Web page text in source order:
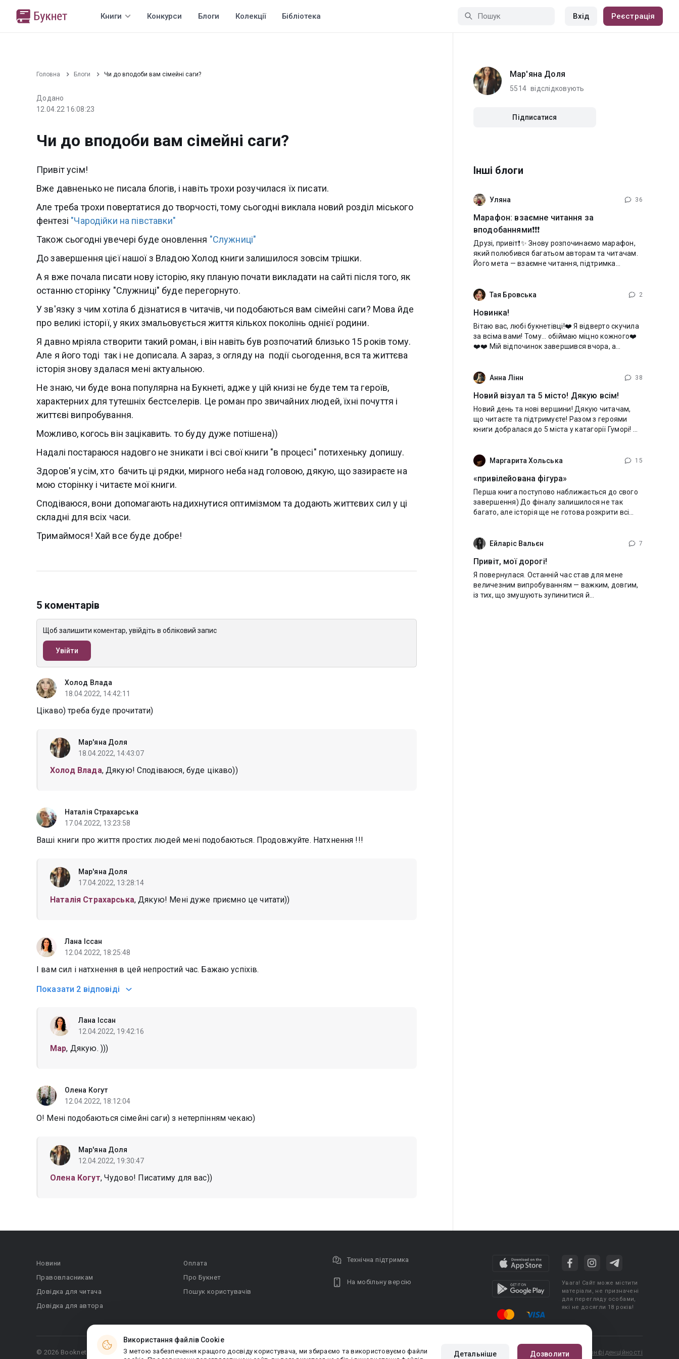
Книги Конкурси Блоги Колекції Бібліотека Вхід Реєстрація
Головна Блоги Чи до вподоби вам сімейні саги?
Додано
12.04.22 16:08:23
Чи до вподоби вам сімейні саги?
Привіт усім!
Вже давненько не писала блогів, і навіть трохи розучилася їх писати.
Але треба трохи повертатися до творчості, тому сьогодні виклала новий розділ міського
фентезі "Чародійки на півставки"
Також сьогодні увечері буде оновлення "Служниці"
До завершення цієї нашої з Владою Холод книги залишилося зовсім трішки.
А я вже почала писати нову історію, яку планую почати викладати на сайті після того, як
останню сторінку "Служниці" буде перегорнуто.
У зв'язку з чим хотіла б дізнатися в читачів, чи подобаються вам сімейні саги? Мова йде
про великі історії, у яких змальовується життя кількох поколінь однієї родини.
Я давно мріяла створити такий роман, і він навіть був розпочатий близько 15 років тому.
Але я його тоді так і не дописала. А зараз, з огляду на події сьогодення, вся та життєва
історія знову здалася мені актуальною.
Не знаю, чи буде вона популярна на Букнеті, адже у цій книзі не буде тем та героїв,
характерних для тутешніх бестселерів. Це роман про звичайних людей, їхні почуття і
життєві випробування.
Можливо, когось він зацікавить. то буду дуже потішена))
Надалі постараюся надовго не зникати і всі свої книги "в процесі" потихеньку допишу.
Здоров'я усім, хто бачить ці рядки, мирного неба над головою, дякую, що зазираєте на
мою сторінку і читаєте мої книги.
Сподіваюся, вони допомагають надихнутися оптимізмом та додають життєвих сил у ці
складні для всіх часи.
Тримаймося! Хай все буде добре!
5 коментарів
Щоб залишити коментар, увійдіть в обліковий запис
Увійти
Холод Влада
18.04.2022, 14:42:11
Цікаво) треба буде прочитати)
Мар'яна Доля
18.04.2022, 14:43:07
Холод Влада, Дякую! Сподіваюся, буде цікаво))
Наталія Страхарська
17.04.2022, 13:23:58
Ваші книги про життя простих людей мені подобаються. Продовжуйте. Натхнення !!!
Мар'яна Доля
17.04.2022, 13:28:14
Наталія Страхарська, Дякую! Мені дуже приємно це читати))
Лана Іссан
12.04.2022, 18:25:48
І вам сил і натхнення в цей непростий час. Бажаю успіхів.
Показати 2 відповіді
Лана Іссан
12.04.2022, 19:42:16
Мар, Дякую. )))
Олена Когут
12.04.2022, 18:12:04
О! Мені подобаються сімейні саги) з нетерпінням чекаю)
Мар'яна Доля
12.04.2022, 19:30:47
Олена Когут, Чудово! Писатиму для вас))
Мар'яна Доля
5514 відслідковують
Підписатися
Інші блоги
Уляна 36
Марафон: взаємне читання за
вподобаннями❗️❗️❗️
Друзі, привіт❗️✨ Знову розпочинаємо марафон,
який полюбився багатьом авторам та читачам.
Його мета — взаємне читання, підтримка
Тая Бровська
2
Новинка!
Вітаю вас, любі букнетівці!❤️ Я відверто скучила
за всіма вами! Тому... обіймаю міцно кожного❤️
❤️❤️ Мій відпочинок завершився вчора, а
Анна Лінн
38
Новий візуал та 5 місто! Дякую всім!
Новий день та нові вершини! Дякую читачам,
що читаєте та підтримуєте! Разом з героями
книги добралася до 5 міста у катагорії Гуморі! —
Маргарита Хольська
15
«привілейована фігура»
Перша книга поступово наближається до свого
завершення) До фіналу залишилося не так
багато, але історія ще не готова розкрити всі
Ейларіс Вальєн
7
Привіт, мої дорогі!
Я повернулася. Останній час став для мене
величезним випробуванням — важким, довгим,
із тих, що змушують зупинитися й
Використання файлів Cookie
З метою забезпечення кращого досвіду користувача, ми збираємо та використовуємо файли
Детальніше Дозволити
Новини
Правовласникам
Довідка для читача
Довідка для автора
Оплата
Про Букнет
Пошук користувачів
Технічна підтримка
На мобільну версію
Увага! Сайт може містити
матеріали, не призначені
для перегляду особами,
які не досягли 18 років!
© 2026 Booknet. Всі права захищено. Privacy policy Угода користувача Політика конфіденційності